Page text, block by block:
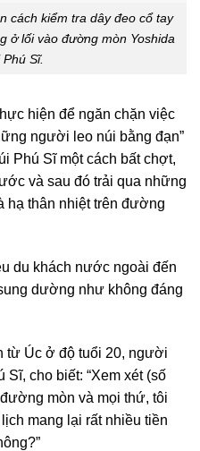
cách kiểm tra dây đeo cổ tay
ở lối vào đường mòn Yoshida
Sĩ.
hiện để ngăn chặn việc
người leo núi bằng đạn”
Phú Sĩ một cách bất chợt,
và sau đó trải qua những
hạ thân nhiệt trên đường
du khách nước ngoài đến
dường như không đáng
từ Úc ở độ tuổi 20, người
Sĩ, cho biết: “Xem xét (số
mòn và mọi thứ, tôi
mang lại rất nhiều tiền